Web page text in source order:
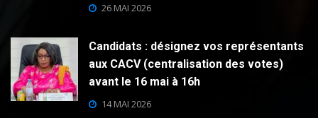
26 MAI 2026
Candidats : désignez vos représentants
aux CACV (centralisation des votes)
avant le 16 mai à 16h
14 MAI 2026